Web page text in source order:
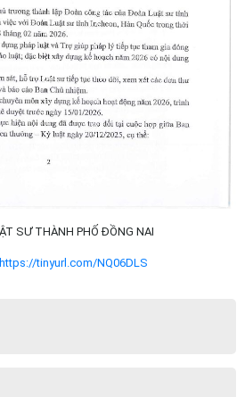
https://tinyurl.com/NQ06DLS